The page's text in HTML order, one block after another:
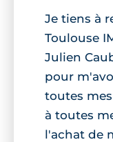
Je tiens à
Toulouse
Julien
pour
toutes
à toutes
l'achat de